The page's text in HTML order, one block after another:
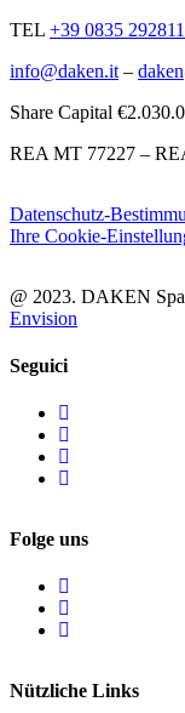
TEL +39 0835 292811
info@daken.it –
Share Capital
REA MT 77227 –
Datenschutz-
Ihre Cookie-
@ 2023. DAKEN
Envision
Seguici
Folge uns
Nützliche Links